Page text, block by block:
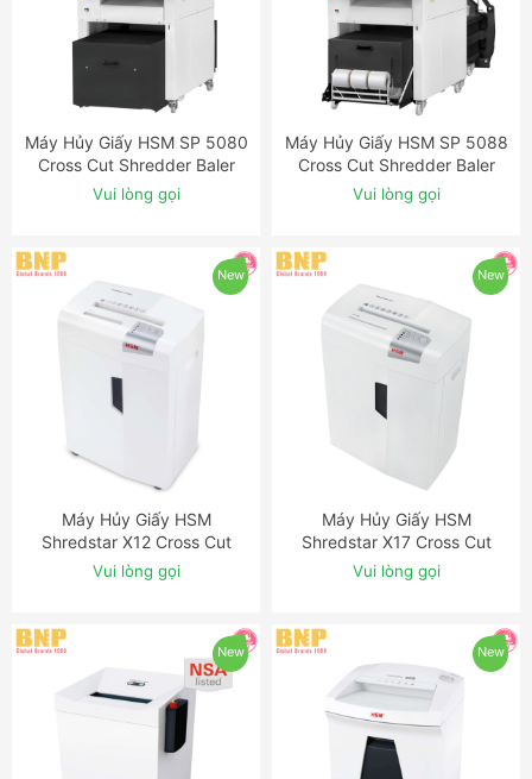
ĐẶT NGAY
Máy Hủy Giấy HSM SP 5080
Cross Cut Shredder Baler
Combination
Vui lòng gọi
ĐẶT NGAY
Máy Hủy Giấy HSM SP 5088
Cross Cut Shredder Baler
Combination
Vui lòng gọi
New
ĐẶT NGAY
Máy Hủy Giấy HSM
Shredstar X12 Cross Cut
Shredder
Vui lòng gọi
New
ĐẶT NGAY
Máy Hủy Giấy HSM
Shredstar X17 Cross Cut
Shredder
Vui lòng gọi
New New